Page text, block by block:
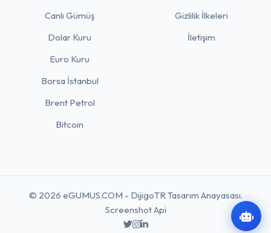
Canlı Gümüş
Dolar Kuru
Euro Kuru
Borsa İstanbul
Brent Petrol
Bitcoin
Gizlilik İlkeleri
İletişim
© 2026 eGUMUS.COM - DijigoTR Tasarım Anayasası.
Screenshot Api